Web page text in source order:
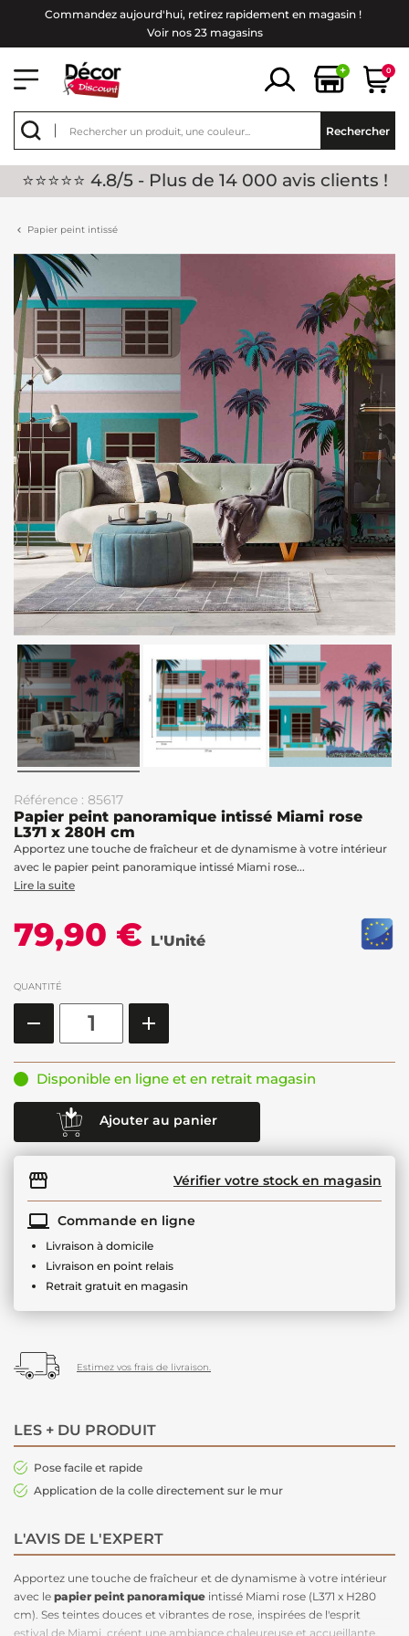
Commandez aujourd'hui, retirez rapidement en magasin !
Voir nos 23 magasins
+ 0
Rechercher
⭐⭐⭐⭐⭐ 4.8/5 - Plus de 14 000 avis clients !
Papier peint intissé
Référence : 85617
Papier peint panoramique intissé Miami rose
L371 x 280H cm
Apportez une touche de fraîcheur et de dynamisme à votre intérieur
avec le papier peint panoramique intissé Miami rose...
Lire la suite
79,90 € L'Unité
QUANTITÉ
Disponible en ligne et en retrait magasin
Ajouter au panier
Vérifier votre stock en magasin
Commande en ligne
Livraison à domicile
Livraison en point relais
Retrait gratuit en magasin
Estimez vos frais de livraison.
LES + DU PRODUIT
Pose facile et rapide
Application de la colle directement sur le mur
L'AVIS DE L'EXPERT
Apportez une touche de fraîcheur et de dynamisme à votre intérieur
avec le papier peint panoramique intissé Miami rose (L371 x H280
cm). Ses teintes douces et vibrantes de rose, inspirées de l'esprit
estival de Miami, créent une ambiance chaleureuse et accueillante.